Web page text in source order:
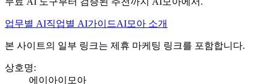
업무별 AI직업별 AI가이드AI모아 소개
본 사이트의 일부 링크는 제휴 마케팅 링크를 포함합니다.
상호명:
에이아이모아